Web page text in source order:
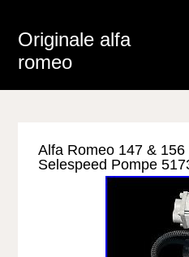
Originale alfa
romeo
Alfa Romeo 147 & 156
Selespeed Pompe